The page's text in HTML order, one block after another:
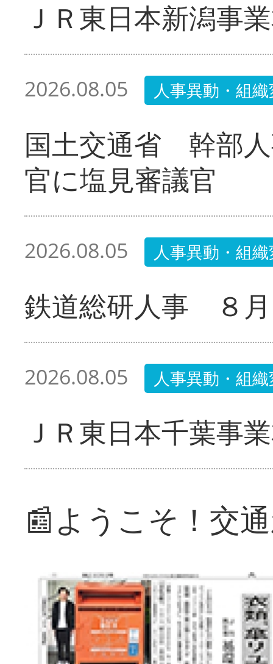
ＪＲ東日本新潟事
2026.08.05 人事異動・組
国土交通省 幹部
官に塩見審議官
2026.08.05 人事異動・組
鉄道総研人事 ８
2026.08.05 人事異動・組
ＪＲ東日本千葉事
📰ようこそ！交